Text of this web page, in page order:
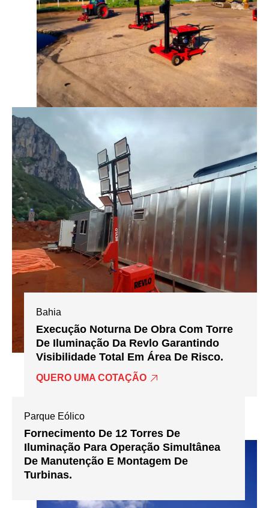
Bahia
Execução Noturna De Obra Com Torre
De Iluminação Da Revlo Garantindo
Visibilidade Total Em Área De Risco.
QUERO UMA COTAÇÃO
Parque Eólico
Fornecimento De 12 Torres De
Iluminação Para Operação Simultânea
De Manutenção E Montagem De
Turbinas.